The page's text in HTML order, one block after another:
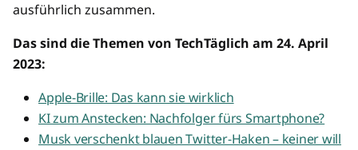
ausführlich zusammen.
Das sind die Themen von TechTäglich am 24. April
2023:
Apple-Brille: Das kann sie wirklich
KI zum Anstecken: Nachfolger fürs Smartphone?
Musk verschenkt blauen Twitter-Haken – keiner will